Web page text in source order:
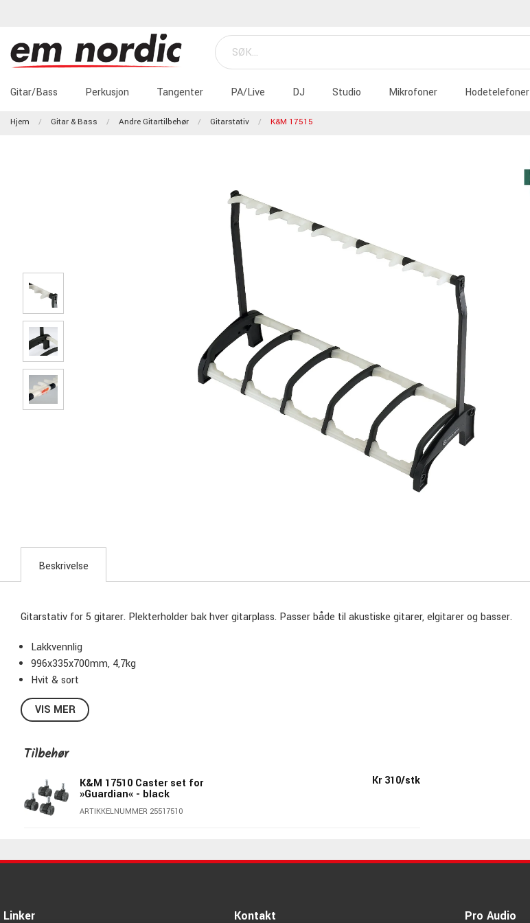
Gitar/Bass Perkusjon Tangenter PA/Live DJ Studio Mikrofoner Hodetelefoner
Hjem Gitar & Bass Andre Gitartilbehør Gitarstativ K&M 17515
Beskrivelse
Gitarstativ for 5 gitarer. Plekterholder bak hver gitarplass. Passer både til akustiske gitarer, elgitarer og basser.
Lakkvennlig
996x335x700mm, 4,7kg
Hvit & sort
VIS MER
Tilbehør
K&M 17510 Caster set for
»Guardian« - black
ARTIKKELNUMMER 25517510
Kr 310/stk
Linker Kontakt Pro Audio